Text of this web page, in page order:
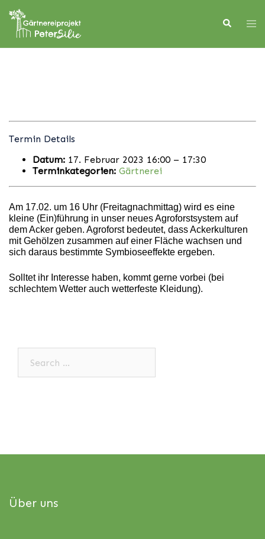
to
content
Search
Termin Details
Datum: 17. Februar 2023 16:00 – 17:30
Terminkategorien: Gärtnerei
Am 17.02. um 16 Uhr (Freitagnachmittag) wird es eine
kleine (Ein)führung in unser neues Agroforstsystem auf
dem Acker geben. Agroforst bedeutet, dass Ackerkulturen
mit Gehölzen zusammen auf einer Fläche wachsen und
sich daraus bestimmte Symbioseeffekte ergeben.
Solltet ihr Interesse haben, kommt gerne vorbei (bei
schlechtem Wetter auch wetterfeste Kleidung).
Über uns